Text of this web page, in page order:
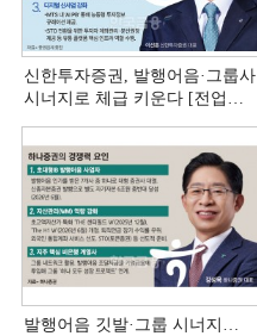
신한투자증권, 발행어음·그룹사
시너지로 체급 키운다 [전업계
발행어음 깃발·그룹 시너지…